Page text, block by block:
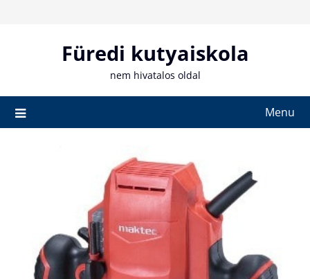
Füredi kutyaiskola
nem hivatalos oldal
Menu